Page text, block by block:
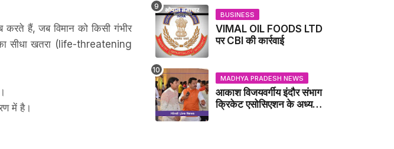
करते हैं, जब विमान को किसी गंभीर
सीधा खतरा (life-threatening
में है।
BUSINESS
VIMAL OIL FOODS LTD
पर CBI की कार्रवाई
MADHYA PRADESH NEWS
आकाश विजयवर्गीय इंदौर संभाग
क्रिकेट एसोसिएशन के अध्यक्ष